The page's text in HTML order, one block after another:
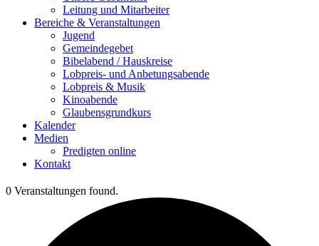
Leitung und Mitarbeiter
Bereiche & Veranstaltungen
Jugend
Gemeindegebet
Bibelabend / Hauskreise
Lobpreis- und Anbetungsabende
Lobpreis & Musik
Kinoabende
Glaubensgrundkurs
Kalender
Medien
Predigten online
Kontakt
0 Veranstaltungen found.